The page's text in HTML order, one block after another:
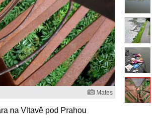
Mates
na Vltavě pod Prahou